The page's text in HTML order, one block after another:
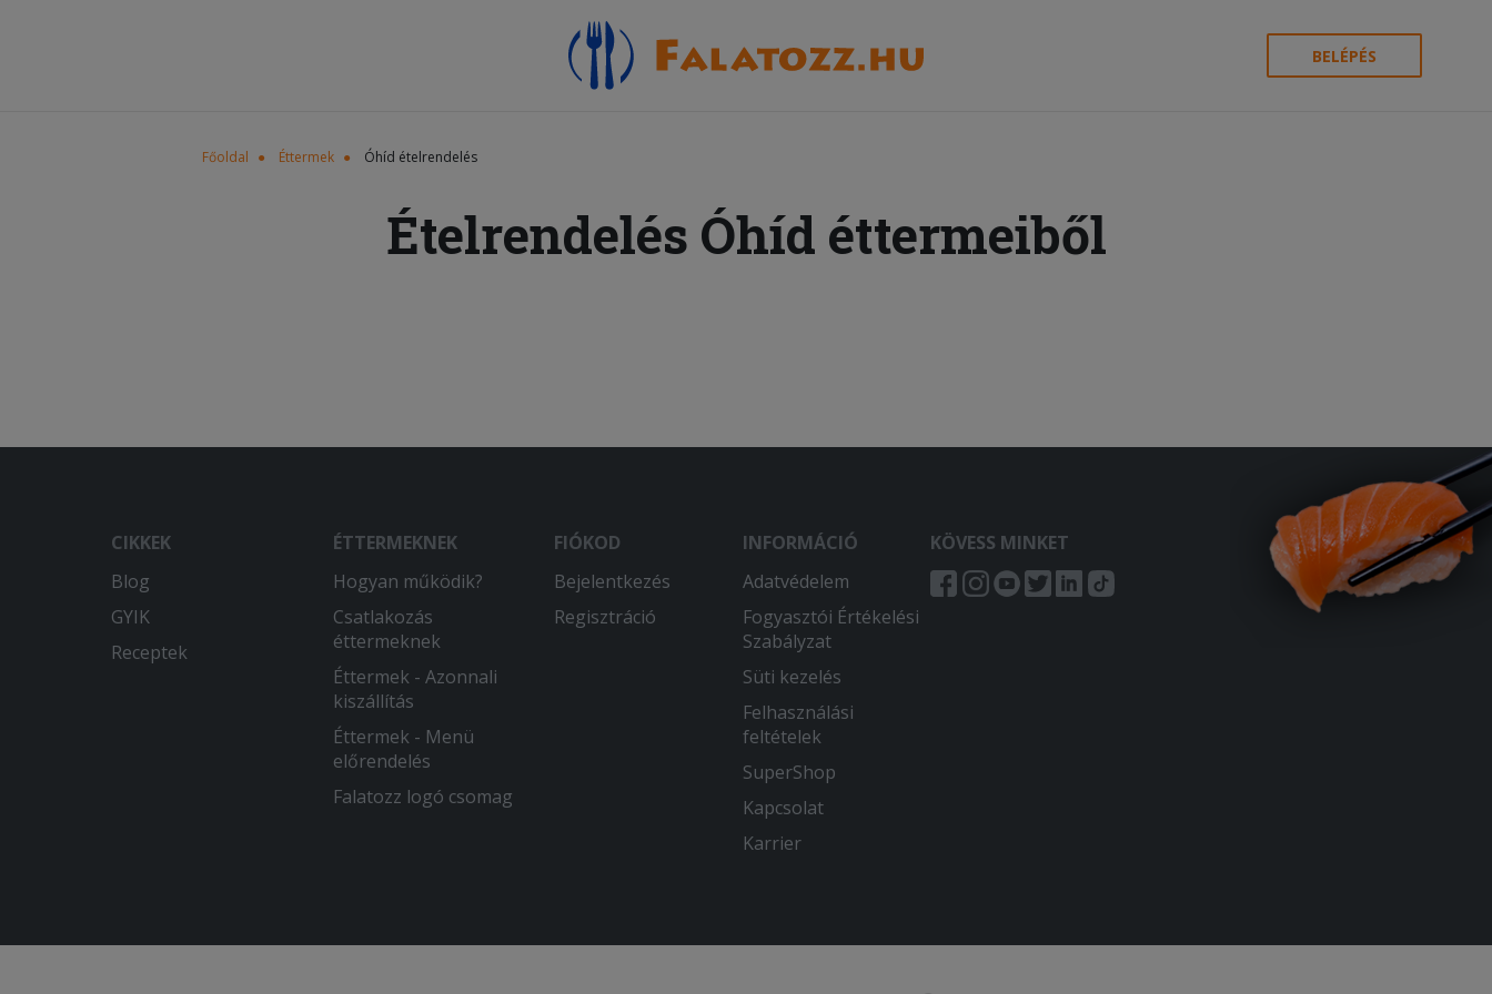
BELÉPÉS
Főoldal Éttermek Óhíd ételrendelés
Ételrendelés Óhíd éttermeiből
CIKKEK
Blog
GYIK
Receptek
ÉTTERMEKNEK
Hogyan működik?
Csatlakozás
éttermeknek
Éttermek - Azonnali
kiszállítás
Éttermek - Menü
előrendelés
Falatozz logó csomag
FIÓKOD
Bejelentkezés
Regisztráció
INFORMÁCIÓ
Adatvédelem
Fogyasztói Értékelési
Szabályzat
Süti kezelés
Felhasználási
feltételek
SuperShop
Kapcsolat
Karrier
KÖVESS MINKET